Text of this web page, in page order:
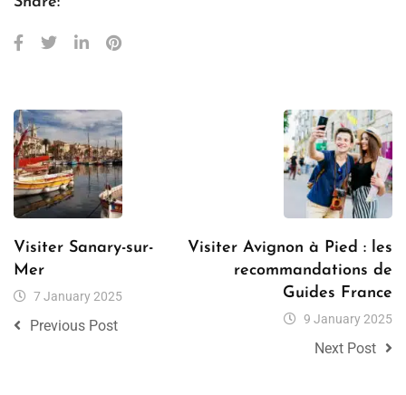
Visiter Sanary-sur-
Mer
7 January 2025
Previous Post
Visiter Avignon à Pied : les
recommandations de
Guides France
9 January 2025
Next Post